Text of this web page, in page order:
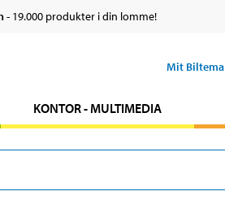
- 19.000 produkter i din lomme!
Mit Biltema
KONTOR - MULTIMEDIA